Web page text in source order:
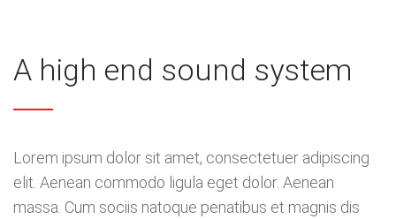
A high end sound system
Lorem ipsum dolor sit amet, consectetuer adipiscing
elit. Aenean commodo ligula eget dolor. Aenean
massa. Cum sociis natoque penatibus et magnis dis